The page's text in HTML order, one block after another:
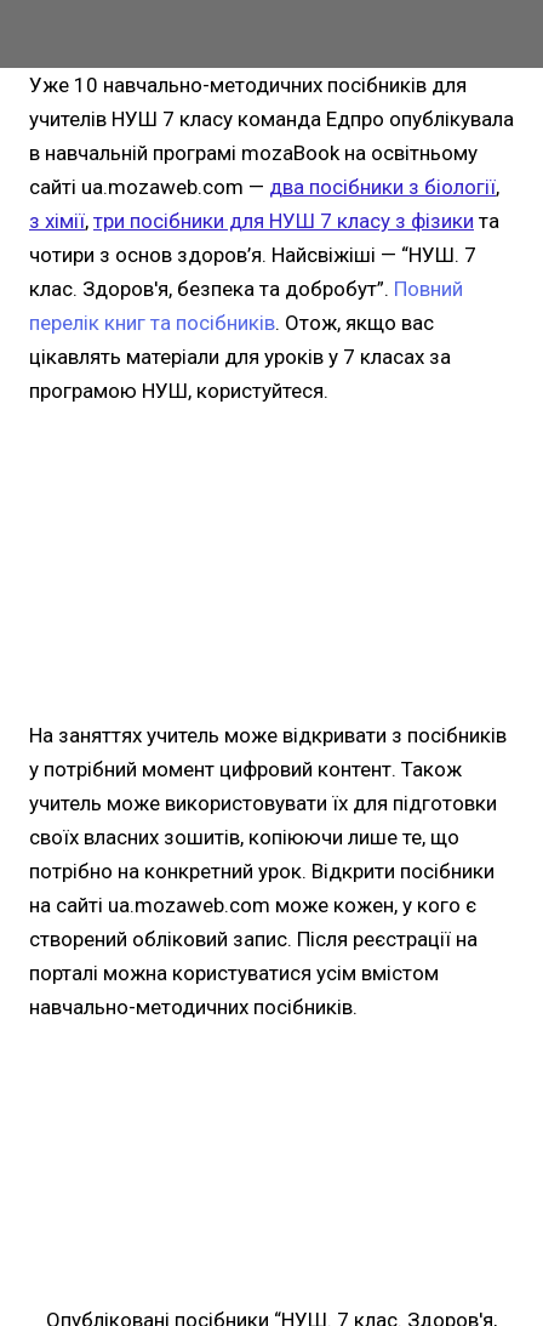
Уже 10 навчально-методичних посібників для
учителів НУШ 7 класу команда Едпро опублікувала
в навчальній програмі mozaBook на освітньому
сайті ua.mozaweb.com — два посібники з біології,
з хімії, три посібники для НУШ 7 класу з фізики та
чотири з основ здоров’я. Найсвіжіші — “НУШ. 7
клас. Здоров'я, безпека та добробут”. Повний
перелік книг та посібників. Отож, якщо вас
цікавлять матеріали для уроків у 7 класах за
програмою НУШ, користуйтеся.
На заняттях учитель може відкривати з посібників
у потрібний момент цифровий контент. Також
учитель може використовувати їх для підготовки
своїх власних зошитів, копіюючи лише те, що
потрібно на конкретний урок. Відкрити посібники
на сайті ua.mozaweb.com може кожен, у кого є
створений обліковий запис. Після реєстрації на
порталі можна користуватися усім вмістом
навчально-методичних посібників.
Опубліковані посібники “НУШ. 7 клас. Здоров'я,